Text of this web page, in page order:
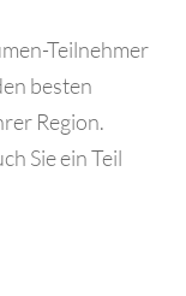
Teilnehmer
besten
Region.
Sie ein Teil